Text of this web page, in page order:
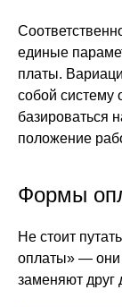
единые
платы.
собой систему
базироваться
положение
Формы
Не стоит
оплаты» — они
заменяют друг